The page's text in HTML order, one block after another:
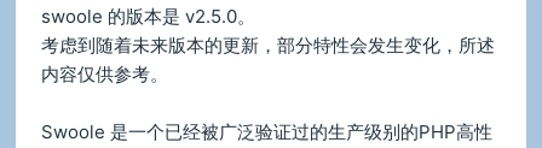
swoole 的版本是 v2.5.0。
考虑到随着未来版本的更新，部分特性会发生变化，所述
内容仅供参考。
Swoole 是一个已经被广泛验证过的生产级别的PHP高性